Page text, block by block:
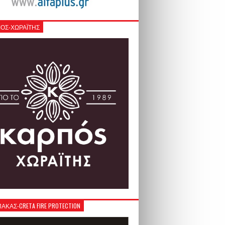
ΧΩΡΑΪΤΗΣ
CRETA FIRE PROTECTION